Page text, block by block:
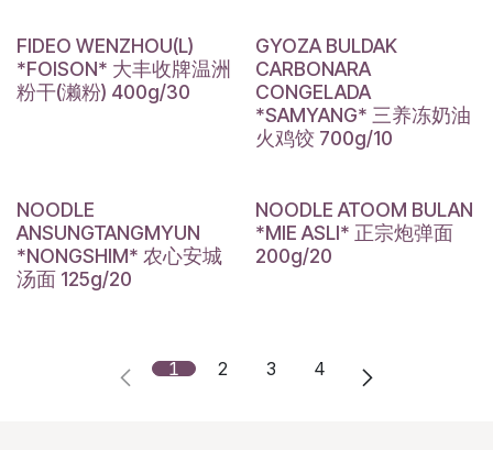
FIDEO WENZHOU(L)
*FOISON* 大丰收牌温洲
粉干(濑粉) 400g/30
GYOZA BULDAK
CARBONARA
CONGELADA
*SAMYANG* 三养冻奶油
火鸡饺 700g/10
NOODLE
ANSUNGTANGMYUN
*NONGSHIM* 农心安城
汤面 125g/20
NOODLE ATOOM BULAN
*MIE ASLI* 正宗炮弹面
200g/20
1 2 3 4